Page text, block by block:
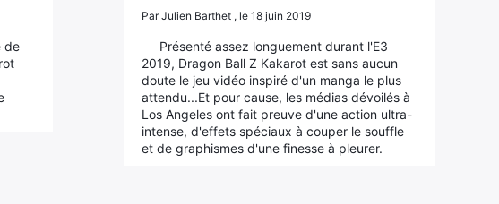
de
Par Julien Barthet , le 18 juin 2019
Présenté assez longuement durant l'E3
2019, Dragon Ball Z Kakarot est sans aucun
doute le jeu vidéo inspiré d'un manga le plus
attendu...Et pour cause, les médias dévoilés à
Los Angeles ont fait preuve d'une action ultra-
intense, d'effets spéciaux à couper le souffle
et de graphismes d'une finesse à pleurer.